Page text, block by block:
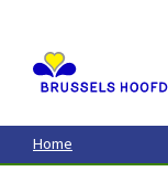
contenu
principal
Home